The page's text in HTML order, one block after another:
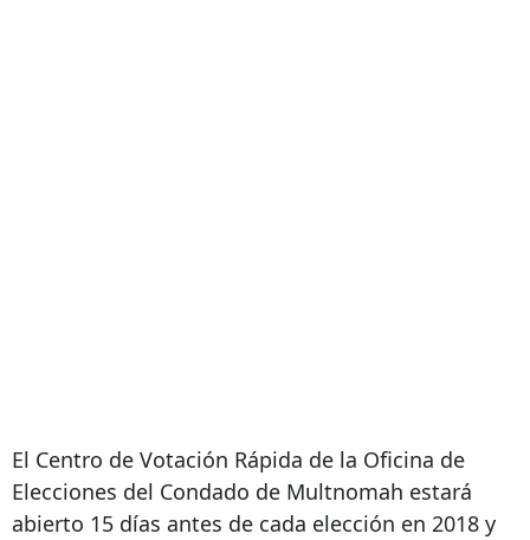
El Centro de Votación Rápida de la Oficina de
Elecciones del Condado de Multnomah estará
abierto 15 días antes de cada elección en 2018 y